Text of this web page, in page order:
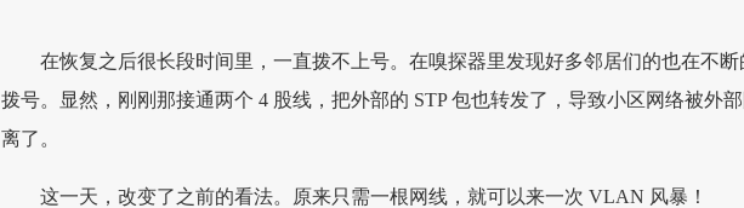
在恢复之后很长段时间里，一直拨不上号。在嗅探器里发现好多邻居们的也在不断
拨号。显然，刚刚那接通两个 4 股线，把外部的 STP 包也转发了，导致小区网络被外
离了。
这一天，改变了之前的看法。原来只需一根网线，就可以来一次 VLAN 风暴！